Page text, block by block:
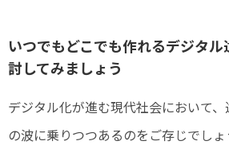
いつでもどこでも作れるデジタ
討してみましょう
デジタル化が進む現代社会において
の波に乗りつつあるのをご存じでし